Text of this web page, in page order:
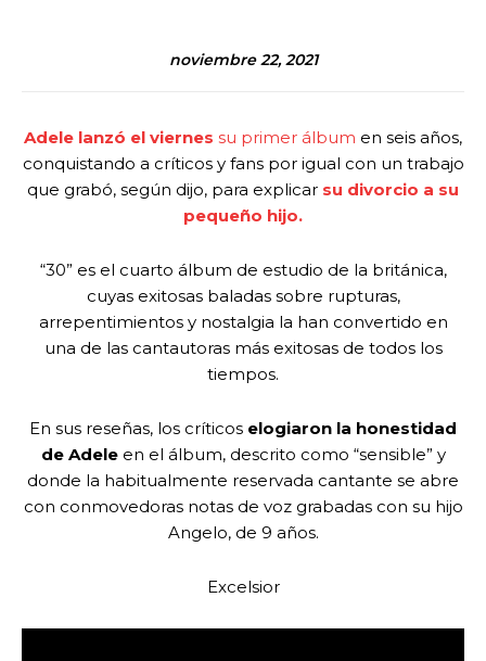
noviembre 22, 2021
Adele lanzó el viernes su primer álbum en seis años,
conquistando a críticos y fans por igual con un trabajo
que grabó, según dijo, para explicar su divorcio a su
pequeño hijo.
“30” es el cuarto álbum de estudio de la británica,
cuyas exitosas baladas sobre rupturas,
arrepentimientos y nostalgia la han convertido en
una de las cantautoras más exitosas de todos los
tiempos.
En sus reseñas, los críticos elogiaron la honestidad
de Adele en el álbum, descrito como “sensible” y
donde la habitualmente reservada cantante se abre
con conmovedoras notas de voz grabadas con su hijo
Angelo, de 9 años.
Excelsior